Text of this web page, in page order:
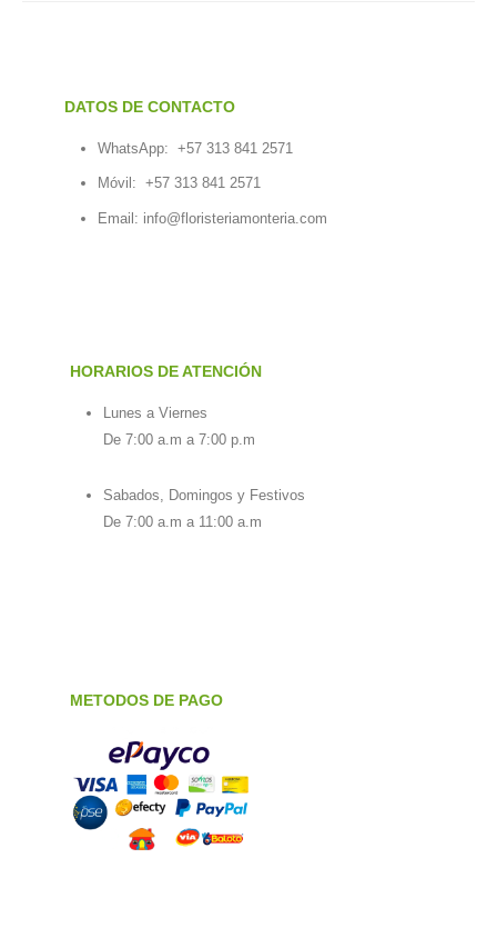
DATOS DE CONTACTO
WhatsApp: +57 313 841 2571
Móvil: +57 313 841 2571
Email: info@floristeriamonteria.com
HORARIOS DE ATENCIÓN
Lunes a Viernes
De 7:00 a.m a 7:00 p.m
Sabados, Domingos y Festivos
De 7:00 a.m a 11:00 a.m
METODOS DE PAGO